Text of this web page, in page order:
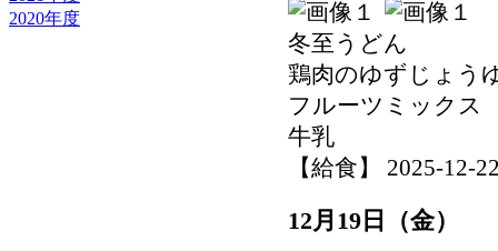
2020年度
冬至うどん
鶏肉のゆずじょう
フルーツミックス
牛乳
【給食】 2025-12-
12月19日（金）